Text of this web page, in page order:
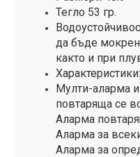
Тегло 53 гр.
да бъде
както и при
Характеристики:
Мулти-аларма и
повтаряща се
Аларма
Аларма за
Аларма за